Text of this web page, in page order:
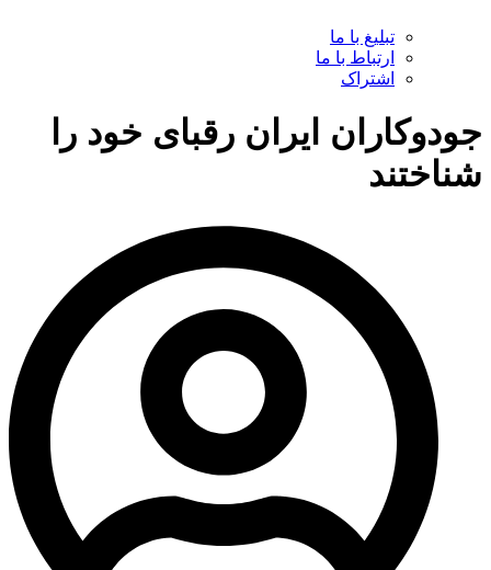
تبلیغ با ما
ارتباط با ما
اشتراک
جودوکاران ایران رقبای خود را
شناختند